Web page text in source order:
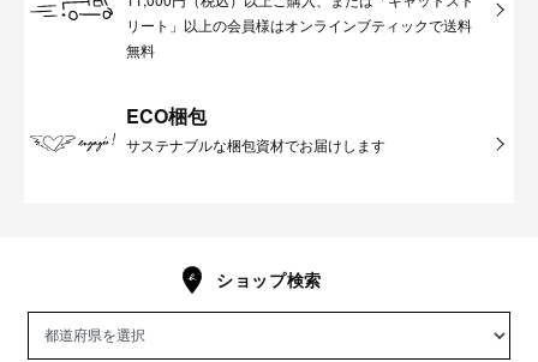
リート」以上の会員様はオンラインブティックで送料
無料
ECO梱包
サステナブルな梱包資材でお届けします
ショップ検索